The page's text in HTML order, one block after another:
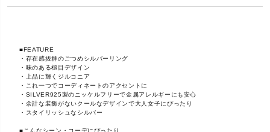
■FEATURE
・存在感抜群のごつめシルバーリング
・味のある槌目デザイン
・上品に輝くジルコニア
・これ一つでコーディネートのアクセントに
・SILVER925製のニッケルフリーで金属アレルギーにも安心
・余計な装飾がないクールなデザインで大人女子にぴったり
・スタイリッシュなシルバー
■こんなシーン・コーデにぴったり